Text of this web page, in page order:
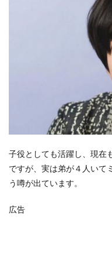
子役としても活躍し、現在
ですが、実は弟が４人いて
う噂が出ています。
広告